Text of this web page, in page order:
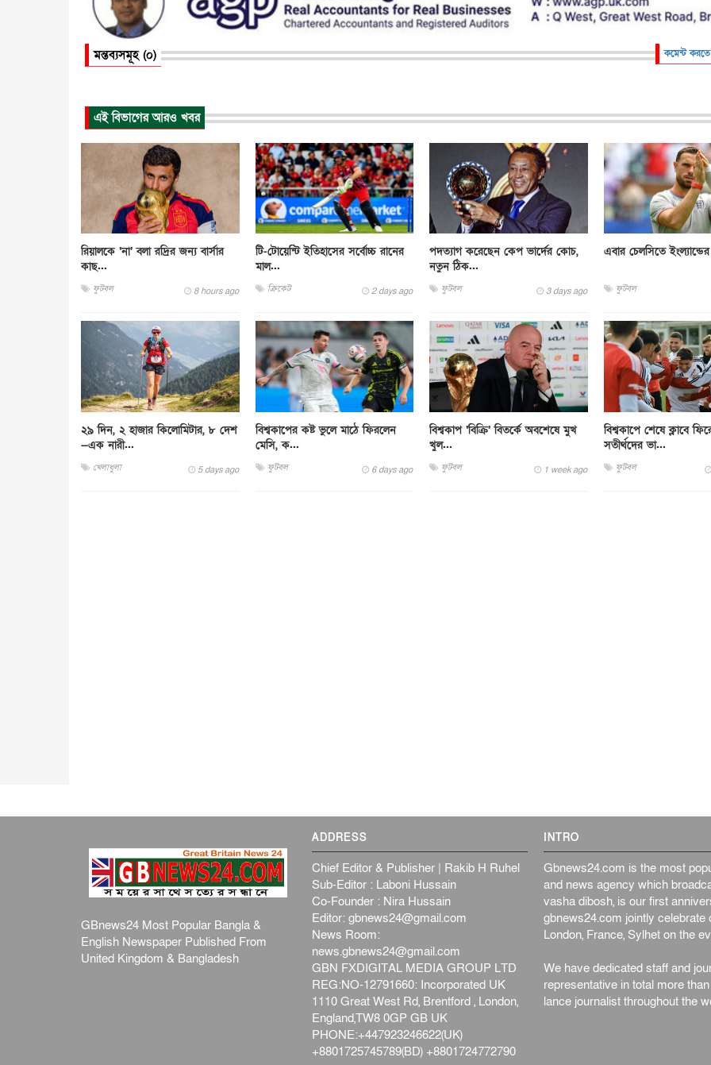
মন্তব্যসমূহ (০) কমেন্ট
এই বিভাগের আরও খবর
রিয়ালকে ‘না’ বলা রদ্রির জন্য বার্সার
কাছ...
ফুটবল 8 hours ago
টি-টোয়েন্টি ইতিহাসের সর্বোচ্চ রানের
মাল...
ক্রিকেট 2 days ago
পদত্যাগ করেছেন কেপ ভার্দের কোচ,
নতুন ঠিক...
ফুটবল 3 days ago
এবার চেলসিতে
ফুটবল
২৯ দিন, ২ হাজার কিলোমিটার, ৮ দেশ
—এক নারী...
খেলাধুলা 5 days ago
বিশ্বকাপের কষ্ট ভুলে মাঠে ফিরলেন
মেসি, ক...
ফুটবল 6 days ago
বিশ্বকাপ ‘বিক্রি’ বিতর্কে অবশেষে মুখ
খুল...
ফুটবল 1 week ago
বিশ্বকাপে শেষে ক্লাবে
সতীর্থদের ভা...
ফুটবল
GBnews24 Most Popular Bangla &
English Newspaper Published From
United Kingdom & Bangladesh
ADDRESS
Chief Editor & Publisher | Rakib H Ruhel
Sub-Editor : Laboni Hussain
Co-Founder : Nira Hussain
Editor:gbnews24@gmail.com
News Room:
news.gbnews24@gmail.com
GBN FXDIGITAL MEDIA GROUP LTD
REG:NO-12791660: Incorporated UK
1110 Great West Rd, Brentford , London,
England,TW8 0GP GB UK
PHONE:+447923246622(UK)
+8801725745789(BD) +8801724772790
INTRO
Gbnews24.com is the most
and news agency which
vasha dibosh, is our first
gbnews24.com jointly
London, France, Sylhet on the
We have dedicated staff and
representative in total more
lance journalist throughout the